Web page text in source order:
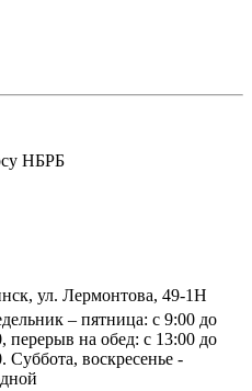
НБРБ
ул. Лермонтова, 49-1Н
– пятница: с 9:00 до
перерыв на обед: с 13:00 до
Суббота, воскресенье -